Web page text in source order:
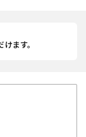
ます。